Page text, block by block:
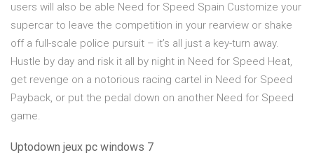
users will also be able Need for Speed Spain Customize your
supercar to leave the competition in your rearview or shake
off a full-scale police pursuit – it’s all just a key-turn away.
Hustle by day and risk it all by night in Need for Speed Heat,
get revenge on a notorious racing cartel in Need for Speed
Payback, or put the pedal down on another Need for Speed
game.
Uptodown jeux pc windows 7